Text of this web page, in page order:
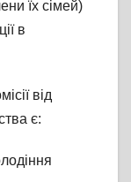
їх сімей)
в
від
є: